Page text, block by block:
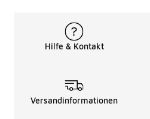
Hilfe & Kontakt
Versandinformationen